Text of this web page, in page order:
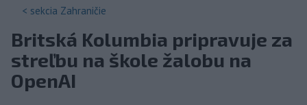
< sekcia Zahraničie
Britská Kolumbia pripravuje za
streľbu na škole žalobu na
OpenAI